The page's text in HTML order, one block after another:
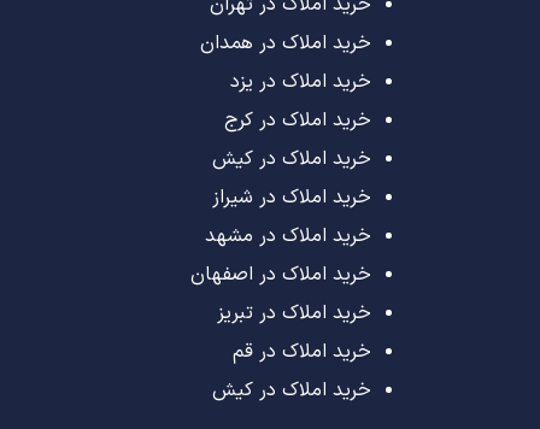
خرید املاک در همدان
خرید املاک در یزد
خرید املاک در کرج
خرید املاک در کیش
خرید املاک در شیراز
خرید املاک در مشهد
خرید املاک در اصفهان
خرید املاک در تبریز
خرید املاک در قم
خرید املاک در کیش